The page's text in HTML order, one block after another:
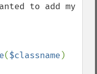
to add my
($classname )